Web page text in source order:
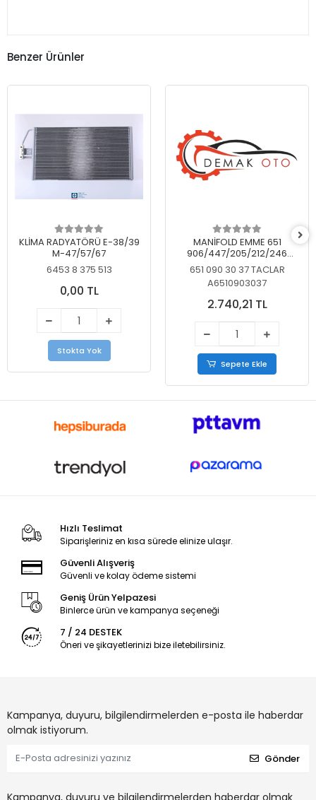
Benzer Ürünler
KLİMA RADYATÖRÜ E-38/39
M-47/57/67
6453 8 375 513
0,00 TL
Stokta Yok
MANİFOLD EMME 651
906/447/205/212/246
KELEBEKSİZ
651 090 30 37 TACLAR
A6510903037
2.740,21 TL
Sepete Ekle
Hızlı Teslimat
Siparişleriniz en kısa sürede elinize ulaşır.
Güvenli Alışveriş
Güvenli ve kolay ödeme sistemi
Geniş Ürün Yelpazesi
Binlerce ürün ve kampanya seçeneği
7 / 24 DESTEK
Öneri ve şikayetlerinizi bize iletebilirsiniz.
Kampanya, duyuru, bilgilendirmelerden e-posta ile haberdar
olmak istiyorum.
Gönder
Kampanya, duyuru ve bilgilendirmelerden haberdar olmak